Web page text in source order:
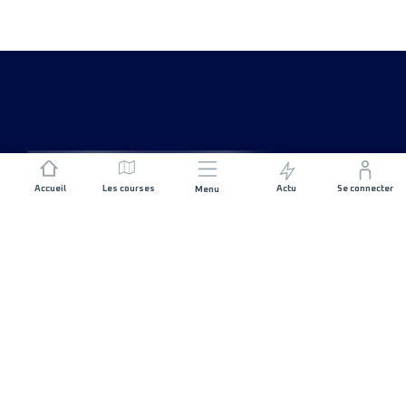
Accueil Les courses Menu Actu Se connecter